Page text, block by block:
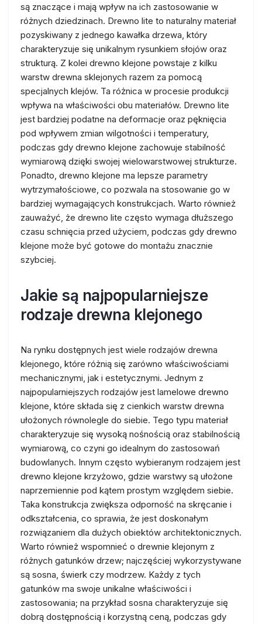
są znaczące i mają wpływ na ich zastosowanie w
różnych dziedzinach. Drewno lite to naturalny materiał
pozyskiwany z jednego kawałka drzewa, który
charakteryzuje się unikalnym rysunkiem słojów oraz
strukturą. Z kolei drewno klejone powstaje z kilku
warstw drewna sklejonych razem za pomocą
specjalnych klejów. Ta różnica w procesie produkcji
wpływa na właściwości obu materiałów. Drewno lite
jest bardziej podatne na deformacje oraz pęknięcia
pod wpływem zmian wilgotności i temperatury,
podczas gdy drewno klejone zachowuje stabilność
wymiarową dzięki swojej wielowarstwowej strukturze.
Ponadto, drewno klejone ma lepsze parametry
wytrzymałościowe, co pozwala na stosowanie go w
bardziej wymagających konstrukcjach. Warto również
zauważyć, że drewno lite często wymaga dłuższego
czasu schnięcia przed użyciem, podczas gdy drewno
klejone może być gotowe do montażu znacznie
szybciej.
Jakie są najpopularniejsze
rodzaje drewna klejonego
Na rynku dostępnych jest wiele rodzajów drewna
klejonego, które różnią się zarówno właściwościami
mechanicznymi, jak i estetycznymi. Jednym z
najpopularniejszych rodzajów jest lamelowe drewno
klejone, które składa się z cienkich warstw drewna
ułożonych równolegle do siebie. Tego typu materiał
charakteryzuje się wysoką nośnością oraz stabilnością
wymiarową, co czyni go idealnym do zastosowań
budowlanych. Innym często wybieranym rodzajem jest
drewno klejone krzyżowo, gdzie warstwy są ułożone
naprzemiennie pod kątem prostym względem siebie.
Taka konstrukcja zwiększa odporność na skręcanie i
odkształcenia, co sprawia, że jest doskonałym
rozwiązaniem dla dużych obiektów architektonicznych.
Warto również wspomnieć o drewnie klejonym z
różnych gatunków drzew; najczęściej wykorzystywane
są sosna, świerk czy modrzew. Każdy z tych
gatunków ma swoje unikalne właściwości i
zastosowania; na przykład sosna charakteryzuje się
dobrą dostępnością i korzystną ceną, podczas gdy